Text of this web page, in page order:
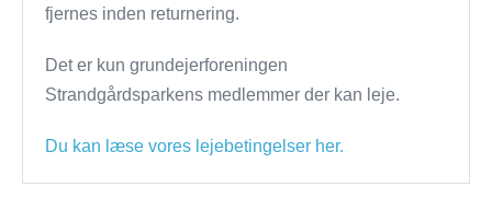
fjernes inden returnering.
Det er kun grundejerforeningen
Strandgårdsparkens medlemmer der kan leje.
Du kan læse vores lejebetingelser her.